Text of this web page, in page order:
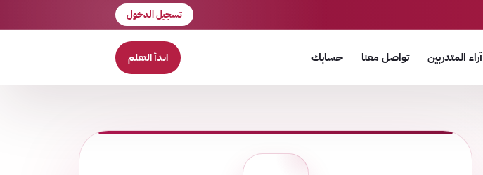
تسجيل الدخول
آراء المتدربين تواصل معنا حسابك ابدأ التعلم